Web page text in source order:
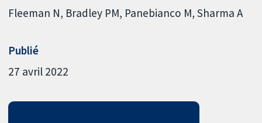
Fleeman N Bradley PM Panebianco M Sharma A
Publié
27 avril 2022